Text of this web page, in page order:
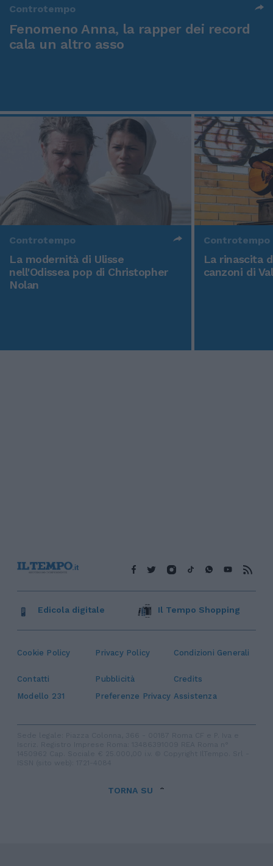
Controtempo
Fenomeno Anna, la rapper dei record
cala un altro asso
Controtempo
La modernità di Ulisse
nell'Odissea pop di Christopher
Nolan
Controtempo
La rinascita
canzoni di
Cookie Policy Privacy Policy Condizioni Generali
Contatti Pubblicità
Credits
Modello 231
Preferenze Privacy Assistenza
Edicola digitale Il Tempo Shopping
TORNA SU